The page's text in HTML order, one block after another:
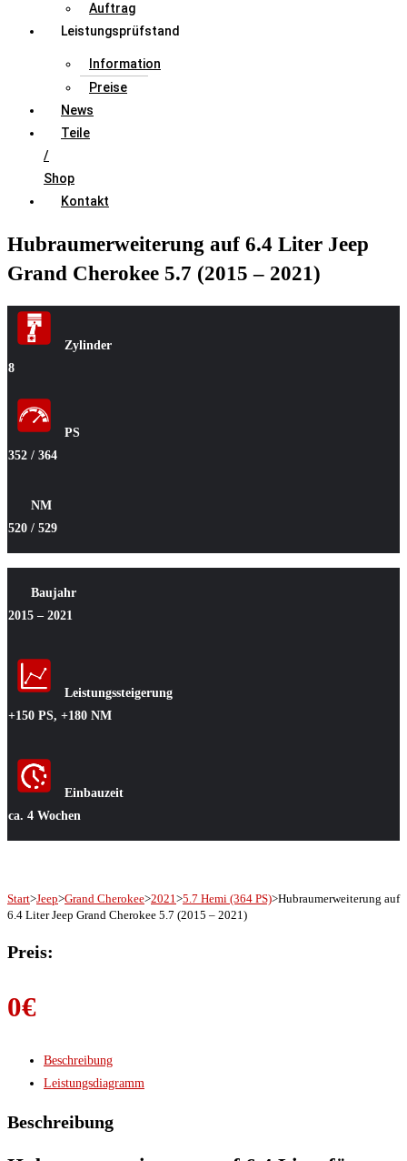
Auftrag
Leistungsprüfstand
Information
Preise
News
Teile
/
Shop
Kontakt
Hubraumerweiterung auf 6.4 Liter Jeep
Grand Cherokee 5.7 (2015 – 2021)
Zylinder
8
PS
352 / 364
NM
520 / 529
Baujahr
2015 – 2021
Leistungssteigerung
+150 PS, +180 NM
Einbauzeit
ca. 4 Wochen
Start>Jeep>Grand Cherokee>2021>5.7 Hemi (364 PS)>Hubraumerweiterung auf
6.4 Liter Jeep Grand Cherokee 5.7 (2015 – 2021)
Preis:
0€
Beschreibung
Leistungsdiagramm
Beschreibung